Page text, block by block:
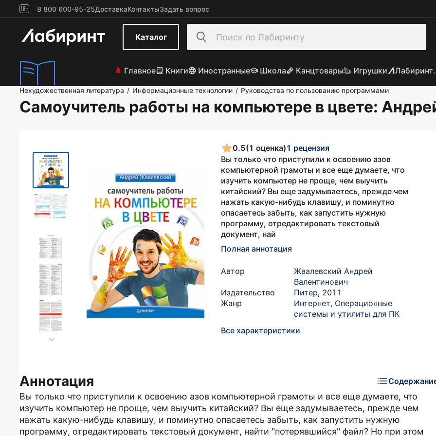
8 800 600-95-25ДоставкаКонтактыЗадать вопрос
Каталог
Главное Книги Иностранные Школа Канцтовары Игрушки
Нехудожественная литература / Информационные технологии / Руководства по пользованию программами
Самоучитель работы на компьютере в цвете:
0.5(1 оценка)1 рецензия
Вы только что приступили к освоению азов
компьютерной грамоты и все еще думаете, что
изучить компьютер не проще, чем выучить
китайский? Вы еще задумываетесь, прежде чем
нажать какую-нибудь клавишу, и поминутно
опасаетесь забыть, как запустить нужную
программу, отредактировать текстовый
документ, най
Полная аннотация
Автор
Жвалевский Андрей
Валентинович
Издательство
Питер, 2011
Жанр
Интернет, Операционные
системы и утилиты для ПК
Все характеристики
Аннотация
Вы только что приступили к освоению азов компьютерной грамоты и все еще думаете, что
изучить компьютер не проще, чем выучить китайский? Вы еще задумываетесь, прежде чем
нажать какую-нибудь клавишу, и поминутно опасаетесь забыть, как запустить нужную
программу, отредактировать текстовый документ, найти "потерявшийся" файл? Но при этом